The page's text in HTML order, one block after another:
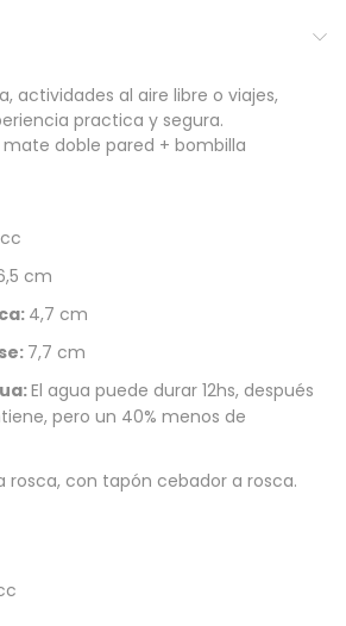
actividades al aire libre o viajes,
practica y segura.
doble pared + bombilla
cm
4,7 cm
7,7 cm
El agua puede durar 12hs, después
pero un 40% menos de
rosca, con tapón cebador a rosca.